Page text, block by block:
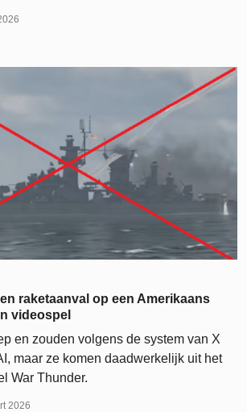
raketaanval op een Amerikaans
videospel
en zouden volgens de system van X
maar ze komen daadwerkelijk uit het
War Thunder.
2026